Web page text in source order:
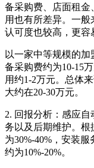
备采购费、店面租金
用也有所差异。一
认可度也较高，更容
以一家中等规模的
备采购费约为10-15
用约1-2万元。总体
大约在20-30万元。
2. 回报分析：感应
务以及后期维护。根
为30%-40%，安装
约为10%-20%。